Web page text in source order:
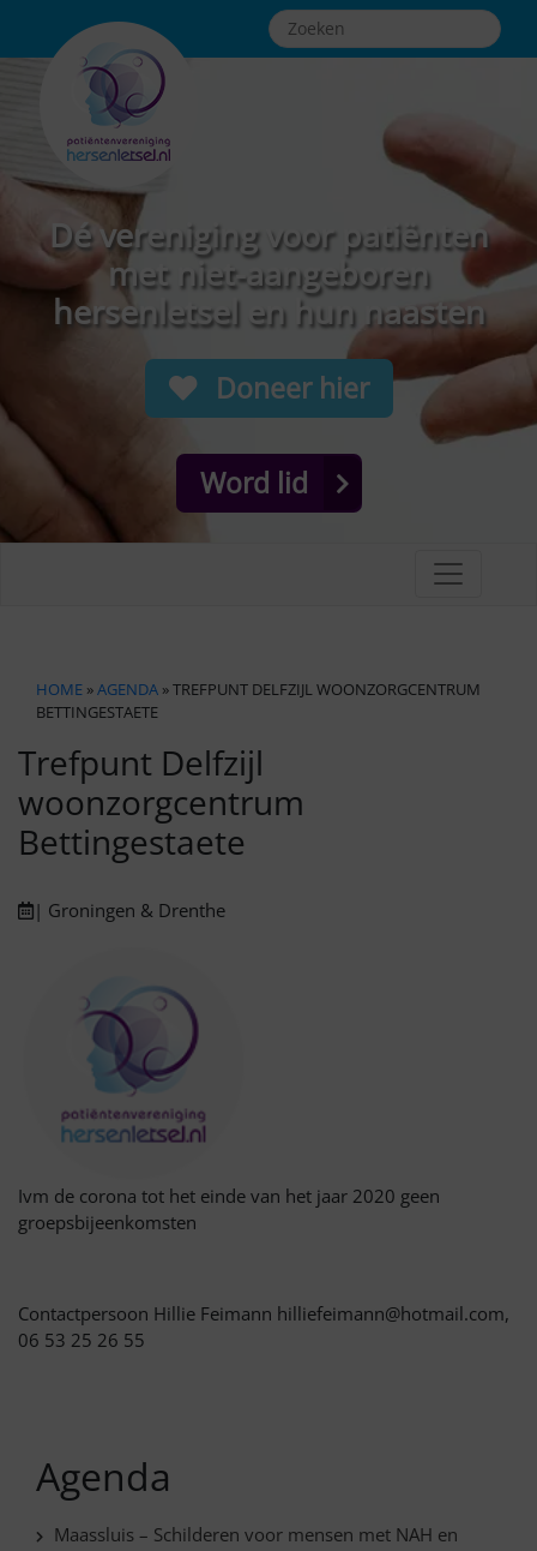
Dé vereniging voor patiënten
met niet-aangeboren
hersenletsel en hun naasten
Doneer hier
Word lid
HOME »AGENDA » TREFPUNT DELFZIJL WOONZORGCENTRUM
BETTINGESTAETE
Trefpunt Delfzijl
woonzorgcentrum
Bettingestaete
| Groningen & Drenthe
Ivm de corona tot het einde van het jaar 2020 geen
groepsbijeenkomsten
Contactpersoon Hillie Feimann hilliefeimann@hotmail.com,
06 53 25 26 55
Agenda
Maassluis – Schilderen voor mensen met NAH en